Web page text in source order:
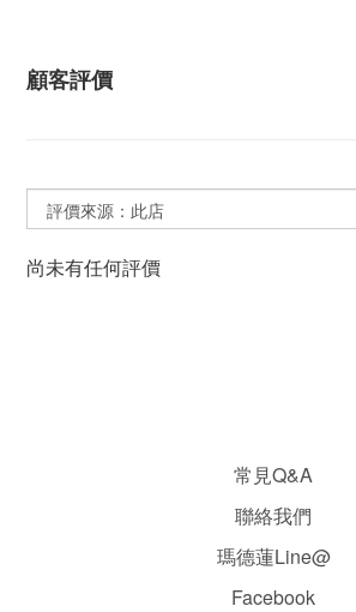
顧客評價
尚未有任何評價
常見Q&A
聯絡我們
瑪德蓮Line@
Facebook